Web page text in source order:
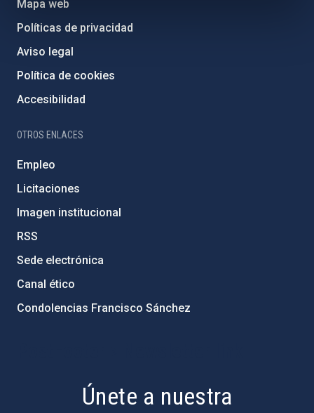
Mapa web
Políticas de privacidad
Aviso legal
Política de cookies
Accesibilidad
OTROS ENLACES
Empleo
Licitaciones
Imagen institucional
RSS
Sede electrónica
Canal ético
Condolencias Francisco Sánchez
Únete a nuestra